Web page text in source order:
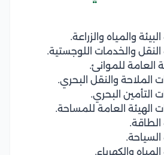
والمياه والزراعة.
النقل والخدمات اللوجستية.
العامة للموانئ.
الملاحة والنقل البحري.
التأمين البحري.
الهيئة العامة للمساحة.
الطاقة.
السياحة.
والكهرباء.